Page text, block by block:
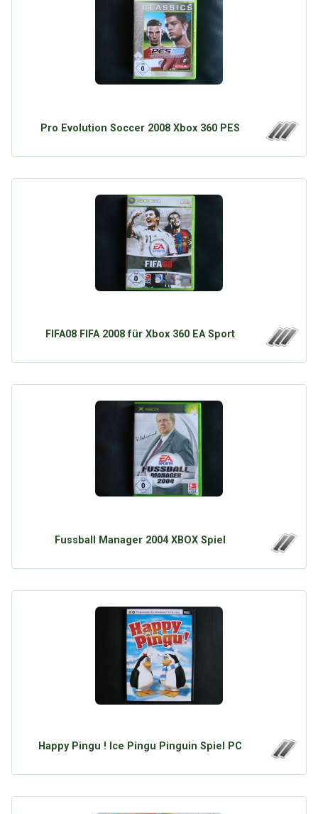
Google
Erweitere Suche
Tagwolke
Pro Evolution Soccer 2008 Xbox 360 PES
FIFA08 FIFA 2008 für Xbox 360 EA Sport
Fussball Manager 2004 XBOX Spiel
Happy Pingu ! Ice Pingu Pinguin Spiel PC